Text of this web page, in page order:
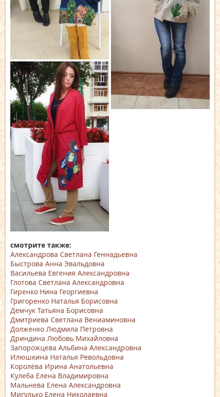
смотрите также:
Александрова Светлана Геннадьевна
Быстрова Анна Эвальдовна
Васильева Евгения Александровна
Глотова Светлана Александровна
Гиренко Нина Георгиевна
Григоренко Наталья Борисовна
Демчук Татьяна Борисовна
Дмитриева Светлана Вениаминовна
Долженко Людмила Петровна
Дриндина Любовь Михайловна
Запорожцева Альбина Александровна
Илюшкина Наталья Револьдовна
Королёва Ирина Анатольевна
Кулеба Елена Владимировна
Мальнева Елена Александровна
Мигулько Елена Николаевна